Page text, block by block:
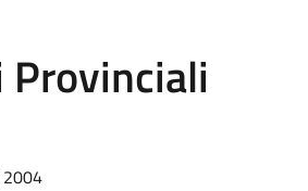
Provinciali
2004